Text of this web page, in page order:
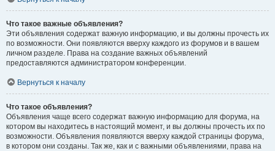
Что такое важные объявления?
Эти объявления содержат важную информацию, и вы должны прочесть их
по возможности. Они появляются вверху каждого из форумов и в вашем
личном разделе. Права на создание важных объявлений
предоставляются администратором конференции.
Вернуться к началу
Что такое объявления?
Объявления чаще всего содержат важную информацию для форума, на
котором вы находитесь в настоящий момент, и вы должны прочесть их по
возможности. Объявления появляются вверху каждой страницы форума,
в котором они созданы. Так же, как и с важными объявлениями, права на